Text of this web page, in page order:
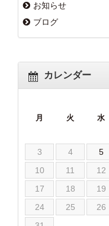
お知らせ
ブログ
カレンダー
月 火 水
3
4 5
10
11 12
17
18 19
24
25 26